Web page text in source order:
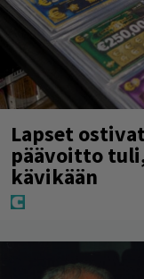
Lapset
päävoitto
kävikään